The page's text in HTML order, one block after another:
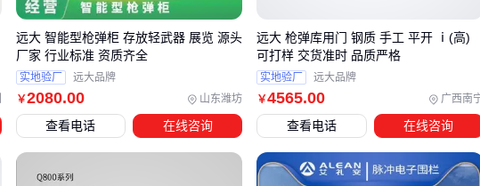
选择安防报警系统时，核心在于匹配实际场景的防护需求。不
同环境对探测精度、抗干扰能力和响应速度的要求差异明显，
盲目选择通用型设备可能导致误报或漏报。
室内家庭或小型商铺：需要兼顾宠物活动干扰和隐蔽性，防
宠物红外报警器
Wi-Fi红外报警器
更适合日常防盗需求
周界防护场景：如围墙、化工厂等开放区域，激光对射报警
振动光纤周界报警
能实现长距离精准探测
￥2080.00 山东潍坊
远大 智能型枪弹柜 存放轻武器 展览 源头
厂家 行业标准 资质齐全
实地验厂 远大品牌
查看电话 在线咨询
￥4565.00 广西南
远大 枪弹库用门 钢质 手工 平开 ⅰ(高)
可打样 交货准时 品质严格
实地验厂 远大品牌
查看电话 在线咨询